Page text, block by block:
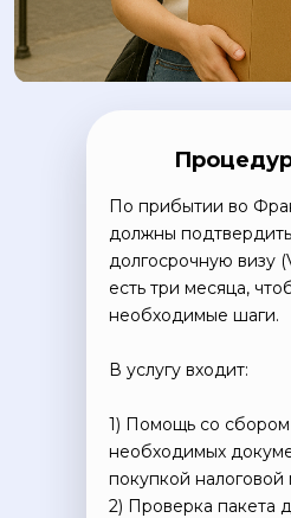
По прибытии во
должны
долгосрочную визу
есть три месяца,
необходимые шаги.
В услугу входит:
1) Помощь со сбором
необходимых
покупкой налоговой
2) Проверка пакета